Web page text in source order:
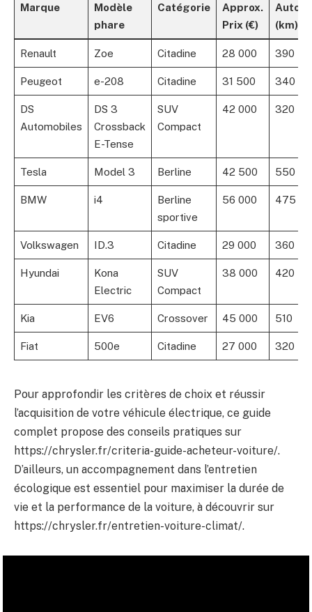
Marque
Modèle
phare
Catégorie
Approx.
Prix (€)
(km)
Renault Zoe Citadine 28 000 390
Peugeot e-208 Citadine 31 500 340
DS
Automobiles
DS 3
Crossback
E-Tense
SUV
Compact
42 000 320
Tesla Model 3 Berline 42 500 550
BMW i4
Berline
sportive
56 000 475
Volkswagen ID.3 Citadine 29 000 360
Hyundai
Kona
Electric
SUV
Compact
38 000 420
Kia EV6 Crossover 45 000 510
Fiat 500e Citadine 27 000 320
Pour approfondir les critères de choix et réussir
l’acquisition de votre véhicule électrique, ce guide
complet propose des conseils pratiques sur
https://chrysler.fr/criteria-guide-acheteur-voiture/.
D’ailleurs, un accompagnement dans l’entretien
écologique est essentiel pour maximiser la durée de
vie et la performance de la voiture, à découvrir sur
https://chrysler.fr/entretien-voiture-climat/.